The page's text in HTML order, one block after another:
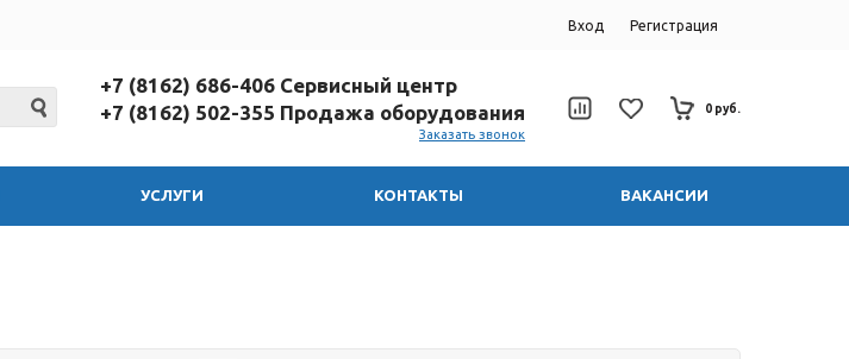
Вход Регистрация
+7 (8162) 686-406 Сервисный центр
+7 (8162) 502-355 Продажа оборудования
Заказать звонок
0 руб.
УСЛУГИ КОНТАКТЫ ВАКАНСИИ